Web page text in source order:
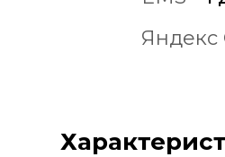
Яндекс